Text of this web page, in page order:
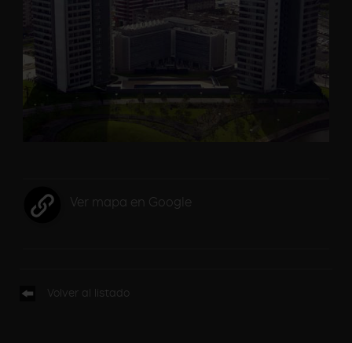
Ver mapa en Google
Volver al listado